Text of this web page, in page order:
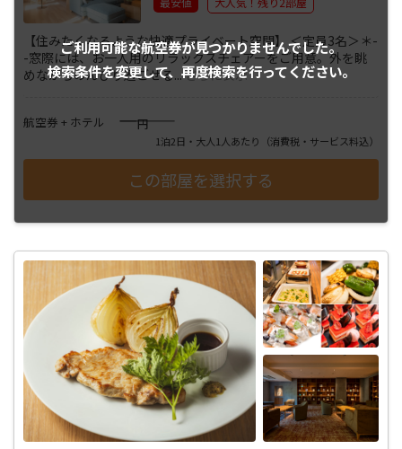
ご利用可能な航空券が見つかりませんでした。
検索条件を変更して、 再度検索を行ってください。
【住みたくなるような快適プライベート空間】 ＜定員3名＞＊-
-窓際には、お一人用のリラックスチェアーをご用意。外を眺
めながらのんびり過ごせる...さらに表示
航空券 + ホテル ――――円
1泊2日・大人1人あたり （消費税・サービス料込）